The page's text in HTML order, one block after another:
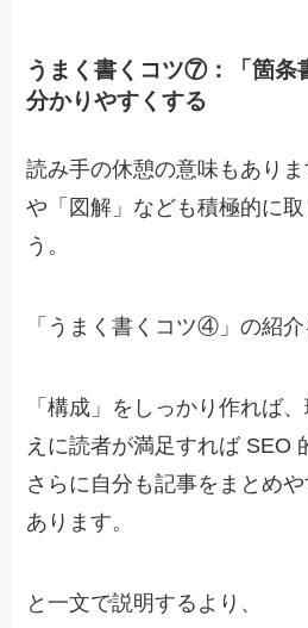
うまく書くコツ⑦：「箇条
分かりやすくする
読み手の休憩の意味もありま
や「図解」なども積極的に
う。
「うまく書くコツ④」の紹介
「構成」をしっかり作れば
えに読者が満足すれば SEO
さらに自分も記事をまとめ
あります。
と一文で説明するより、